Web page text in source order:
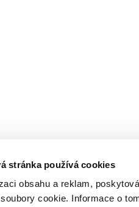
stránka používá cookies
obsahu a reklam,
cookie. Informace o